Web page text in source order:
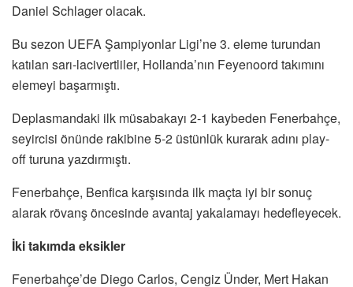
Daniel Schlager olacak.
Bu sezon UEFA Şampiyonlar Ligi’ne 3. eleme turundan
katılan sarı-lacivertliler, Hollanda’nın Feyenoord takımını
elemeyi başarmıştı.
Deplasmandaki ilk müsabakayı 2-1 kaybeden Fenerbahçe,
seyircisi önünde rakibine 5-2 üstünlük kurarak adını play-
off turuna yazdırmıştı.
Fenerbahçe, Benfica karşısında ilk maçta iyi bir sonuç
alarak rövanş öncesinde avantaj yakalamayı hedefleyecek.
İki takımda eksikler
Fenerbahçe’de Diego Carlos, Cengiz Ünder, Mert Hakan